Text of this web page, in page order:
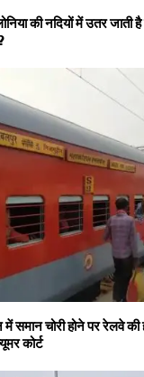
की नदियों में उतर
चोरी होने पर रेलवे की
कोर्ट